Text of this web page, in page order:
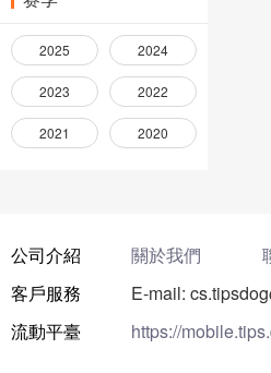
2025 2024
2023 2022
2021 2020
公司介紹 關於我們
客戶服務
E-mail:
流動平臺
https://